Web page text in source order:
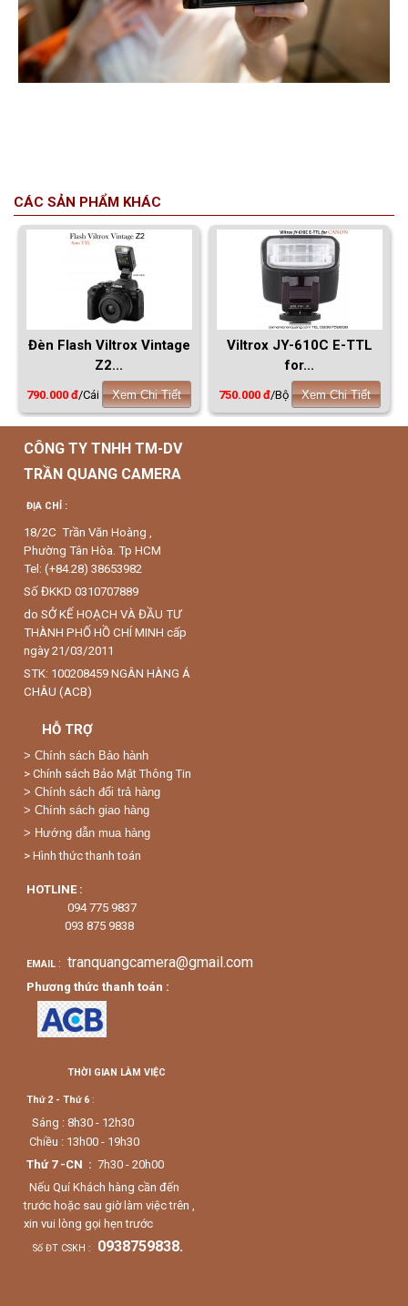
CÁC SẢN PHẨM KHÁC
Đèn Flash Viltrox Vintage
Z2...
790.000 đ/Cái Xem Chi Tiết
Viltrox JY-610C E-TTL
for...
750.000 đ/Bộ Xem Chi Tiết
CÔNG TY TNHH TM-DV
TRẦN QUANG CAMERA
ĐỊA CHỈ :
18/2C Trần Văn Hoàng ,
Phường Tân Hòa. Tp HCM
Tel: (+84.28) 38653982
Số ĐKKD 0310707889
do SỞ KẾ HOẠCH VÀ ĐẦU TƯ
THÀNH PHỐ HỒ CHÍ MINH cấp
ngày 21/03/2011
STK: 100208459 NGÂN HÀNG Á
CHÂU (ACB)
HỖ TRỢ
> Chính sách Bảo hành
> Chính sách Bảo Mật Thông Tin
> Chính sách đổi trả hàng
> Chính sách giao hàng
> Hướng dẫn mua hàng
> Hình thức thanh toán
HOTLINE :
094 775 9837
093 875 9838
EMAIL : tranquangcamera@gmail.com
Phương thức thanh toán :
THỜI GIAN LÀM VIỆC
Thứ 2 - Thứ 6 :
Sáng : 8h30 - 12h30
Chiều : 13h00 - 19h30
Thứ 7 -CN : 7h30 - 20h00
Nếu Quí Khách hàng cần đến
trước hoặc sau giờ làm việc trên ,
xin vui lòng gọi hẹn trước
Số ĐT CSKH : 0938759838.